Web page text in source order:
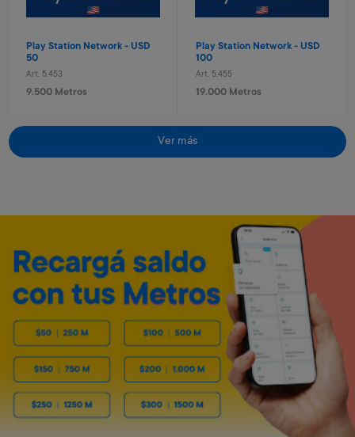
Art. 319
260 Metros + 4 x $80
Art. 320
1.300 Metros
260 Metros + 4 x $80
Play Station Network - USD
50
Art. 5.453
9.500 Metros
Play Station Network - USD
100
Art. 5.455
19.000 Metros
Roblox - USD 50
Art. 5.458
9.500 Metros
Minecraft - 1720 minecoins
Art. 5.459
1.400 Metros
Ver más